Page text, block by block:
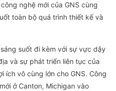
nghệ mới của GNS cùng
toàn bộ quá trình thiết kế và
suốt đi kèm với sự vực dậy
và sự phát triển liên tục của
ích vô cùng lớn cho GNS. Công
ở Canton, Michigan vào